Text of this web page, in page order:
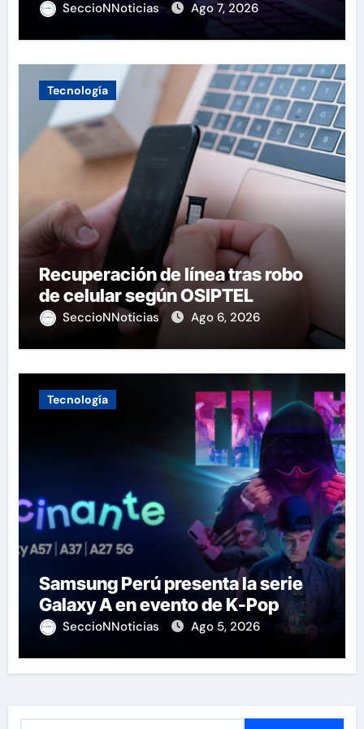
SeccioNNoticias Ago 7, 2026
Tecnología
Recuperación de línea tras robo
de celular según OSIPTEL
SeccioNNoticias Ago 6, 2026
Tecnología
Samsung Perú presenta la serie
Galaxy A en evento de K-Pop
SeccioNNoticias Ago 5, 2026